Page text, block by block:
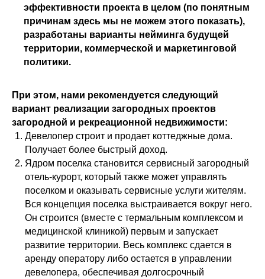
эффективности проекта в целом (по понятным
причинам здесь мы не можем этого показать),
разработаны варианты нейминга будущей
территории, коммерческой и маркетинговой
политики.
При этом, нами рекомендуется следующий
вариант реализации загородных проектов
загородной и рекреационной недвижимости:
Девелопер строит и продает коттеджные дома.
Получает более быстрый доход.
Ядром поселка становится сервисный загородный
отель-курорт, который также может управлять
поселком и оказывать сервисные услуги жителям.
Вся концепция поселка выстраивается вокруг него.
Он строится (вместе с термальным комплексом и
медицинской клиникой) первым и запускает
развитие территории. Весь комплекс сдается в
аренду оператору либо остается в управлении
девелопера, обеспечивая долгосрочный